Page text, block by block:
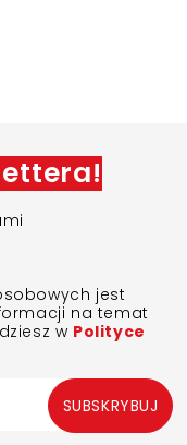
jest
na temat
w Polityce
SUBSKRYBUJ